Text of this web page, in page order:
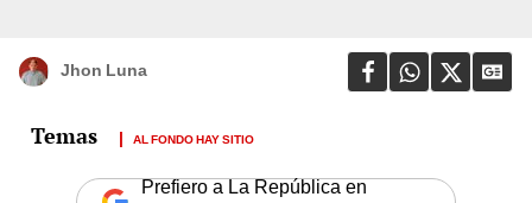
Jhon Luna
AL FONDO HAY SITIO
Prefiero a La República en